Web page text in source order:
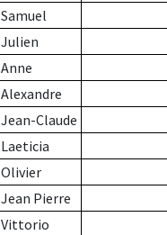
Samuel
Julien
Anne
Alexandre
Jean-Claude
Laeticia
Olivier
Jean Pierre
Vittorio